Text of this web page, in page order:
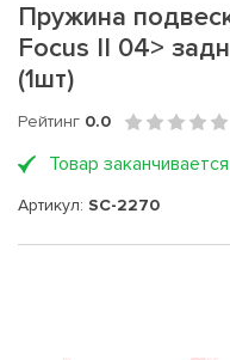
Пружина
Focus II 04>
(1шт)
Рейтинг 0.0
Товар заканчивается
Артикул: SC-2270